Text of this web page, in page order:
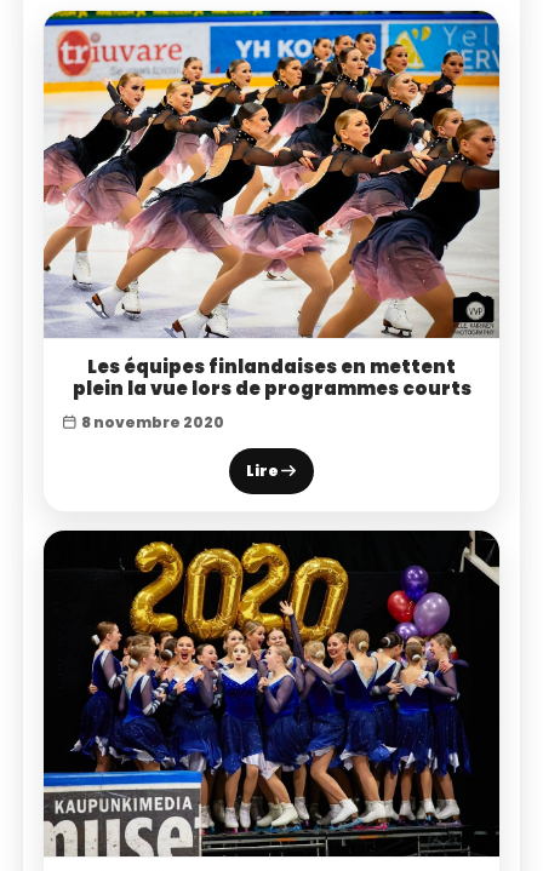
Les équipes finlandaises en mettent
plein la vue lors de programmes courts
8 novembre 2020
Lire